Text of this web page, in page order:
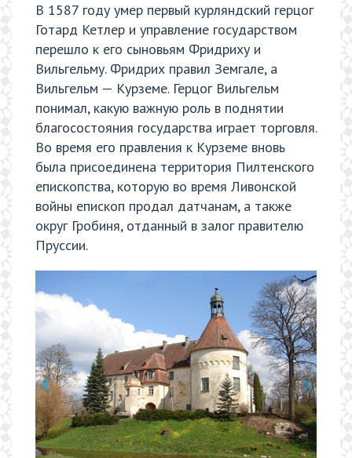
В 1587 году умер первый курляндский герцог
Готард Кетлер и управление государством
перешло к его сыновьям Фридриху и
Вильгельму. Фридрих правил Земгале, а
Вильгельм — Курземе. Герцог Вильгельм
понимал, какую важную роль в поднятии
благосостояния государства играет торговля.
Во время его правления к Курземе вновь
была присоединена территория Пилтенского
епископства, которую во время Ливонской
войны епископ продал датчанам, а также
округ Гробиня, отданный в залог правителю
Пруссии.